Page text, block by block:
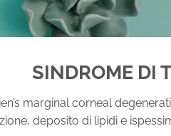
SINDROME DI
marginal corneal
deposito di lipidi e